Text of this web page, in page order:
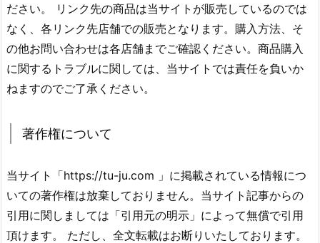
ださい。 リンク先の商品は当サイトが販売しているのでは
なく、各リンク先店舗での販売となります。購入方法、そ
の他お問い合わせは各店舗までご確認ください。商品購入
に関するトラブルに関しては、当サイトでは責任を負いか
ねますのでご了承ください。
著作権について
当サイト「https://tu-ju.com 」に掲載されている情報につ
いての著作権は放棄しておりません。当サイト記事からの
引用に関しましては「引用元の明示」によって無償で引用
頂けます。 ただし、全文転載はお断りいたしております。